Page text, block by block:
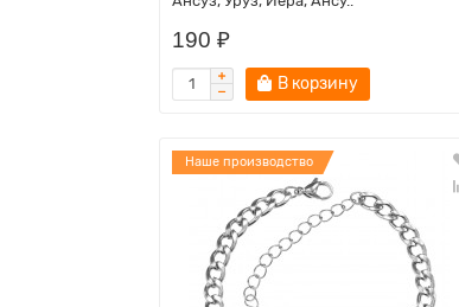
190 ₽
В корзину
Наше производство